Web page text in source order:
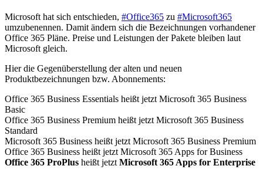
Microsoft hat sich entschieden, #Office365 zu #Microsoft365
umzubenennen. Damit ändern sich die Bezeichnungen vorhandener
Office 365 Pläne. Preise und Leistungen der Pakete bleiben laut
Microsoft gleich.
Hier die Gegenüberstellung der alten und neuen
Produktbezeichnungen bzw. Abonnements:
Office 365 Business Essentials heißt jetzt Microsoft 365 Business
Basic
Office 365 Business Premium heißt jetzt Microsoft 365 Business
Standard
Microsoft 365 Business heißt jetzt Microsoft 365 Business Premium
Office 365 Business heißt jetzt Microsoft 365 Apps for Business
Office 365 ProPlus heißt jetzt Microsoft 365 Apps for Enterprise